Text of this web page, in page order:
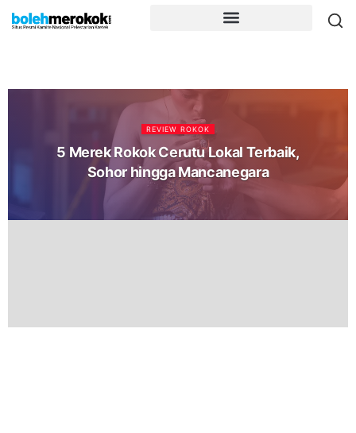
REVIEW ROKOK
5 Merek Rokok Cerutu Lokal Terbaik,
Sohor hingga Mancanegara